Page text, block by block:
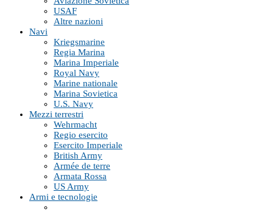
USAF
Altre nazioni
Navi
Kriegsmarine
Regia Marina
Marina Imperiale
Royal Navy
Marine nationale
Marina Sovietica
U.S. Navy
Mezzi terrestri
Wehrmacht
Regio esercito
Esercito Imperiale
British Army
Armée de terre
Armata Rossa
US Army
Armi e tecnologie